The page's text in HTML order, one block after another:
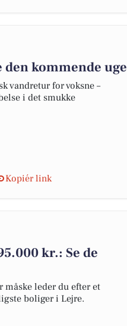
kommende uge
vandretur for voksne –
i det smukke
Kopiér link
kr.: Se de
leder du efter et
boliger i Lejre.